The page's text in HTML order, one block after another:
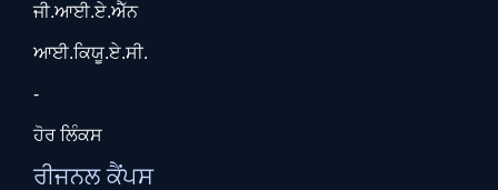
ਜੀ.ਆਈ.ਏ.ਐੱਨ
ਆਈ.ਕਿਯੂ.ਏ.ਸੀ.
-
ਹੋਰ ਲਿੰਕਸ
ਰੀਜਨਲ ਕੈਂਪਸ